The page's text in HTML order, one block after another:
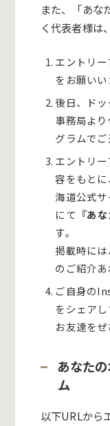
また、「あな
く代表者様は
エントリ
をお願いい
後日、ド
事務局よ
グラムでご
エントリ
容をもと
海道公式
にて 『あ
す。
掲載時に
のご紹介あ
ご自身の
をシェア
お友達を
あなた
ム
以下URLから